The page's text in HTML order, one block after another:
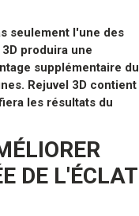
seulement l'une des
produira une
supplémentaire du
Rejuvel 3D contient
les résultats du
DE L'ÉCLAT